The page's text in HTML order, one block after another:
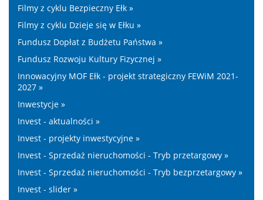
Filmy z cyklu Bezpieczny Ełk »
Filmy z cyklu Dzieje się w Ełku »
Fundusz Dopłat z Budżetu Państwa »
Fundusz Rozwoju Kultury Fizycznej »
Innowacyjny MOF Ełk - projekt strategiczny FEWiM 2021-
2027 »
Inwestycje »
Invest - aktualności »
Invest - projekty inwestycyjne »
Invest - Sprzedaż nieruchomości - Tryb przetargowy »
Invest - Sprzedaż nieruchomości - Tryb bezprzetargowy »
Invest - slider »